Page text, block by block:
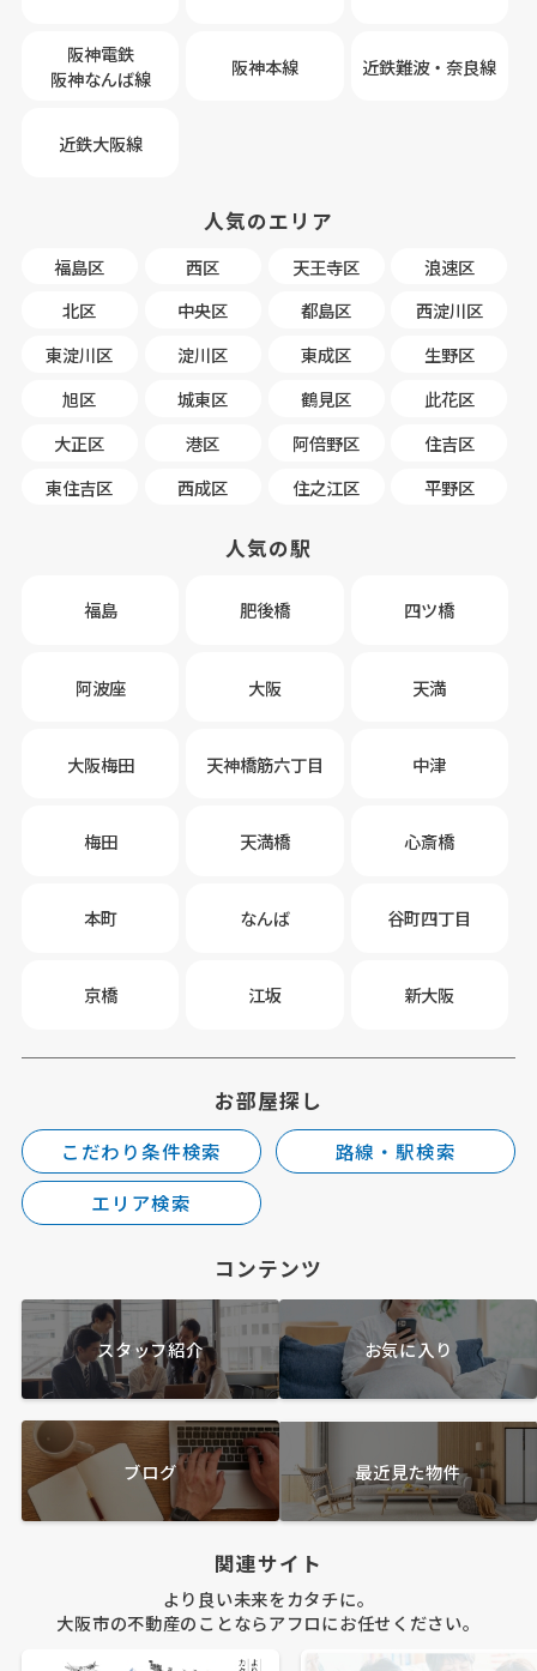
阪神電鉄
阪神なんば線
阪神本線 近鉄難波・奈良線
近鉄大阪線
人気のエリア
福島区 西区 天王寺区
浪速区
北区
中央区 都島区
西淀川区
東淀川区
淀川区 東成区
生野区
旭区
城東区 鶴見区
此花区
大正区
港区 阿倍野区
住吉区
東住吉区
西成区 住之江区 平野区
人気の駅
福島 肥後橋 四ツ橋
阿波座 大阪 天満
大阪梅田 天神橋筋六丁目 中津
梅田 天満橋 心斎橋
本町 なんば 谷町四丁目
京橋 江坂 新大阪
お部屋探し
こだわり条件検索
路線・駅検索
エリア検索
コンテンツ
スタッフ紹介 お気に入り
ブログ 最近見た物件
関連サイト
より良い未来をカタチに。
大阪市の不動産のことならアフロにお任せください。